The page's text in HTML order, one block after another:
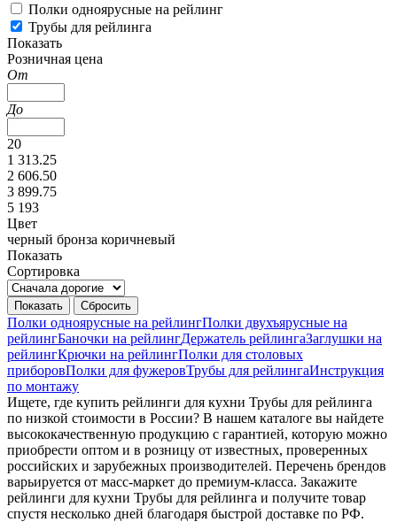
Полки одноярусные на рейлинг
Трубы для рейлинга
Показать
Розничная цена
От
До
20
1 313.25
2 606.50
3 899.75
5 193
Цвет
черный бронза коричневый
Показать
Сортировка
Полки одноярусные на рейлингПолки двухъярусные на
рейлингБаночки на рейлингДержатель рейлингаЗаглушки на
рейлингКрючки на рейлингПолки для столовых
приборовПолки для фужеровТрубы для рейлингаИнструкция
по монтажу
Ищете, где купить рейлинги для кухни Трубы для рейлинга
по низкой стоимости в России? В нашем каталоге вы найдете
высококачественную продукцию с гарантией, которую можно
приобрести оптом и в розницу от известных, проверенных
российских и зарубежных производителей. Перечень брендов
варьируется от масс-маркет до премиум-класса. Закажите
рейлинги для кухни Трубы для рейлинга и получите товар
спустя несколько дней благодаря быстрой доставке по РФ.